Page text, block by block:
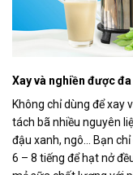
Xay và nghiền được
Không chỉ dùng để xay
tách bã nhiều nguyên
đậu xanh, ngô… Bạn
6 – 8 tiếng để hạt nở